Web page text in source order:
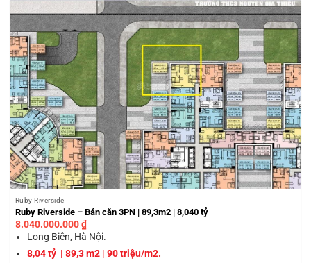
Ruby Riverside
Ruby Riverside – Bán căn 3PN | 89,3m2 | 8,040 tỷ
8.040.000.000₫
Long Biên, Hà Nội.
8,04 tỷ | 89,3 m2 | 90 triệu/m2.